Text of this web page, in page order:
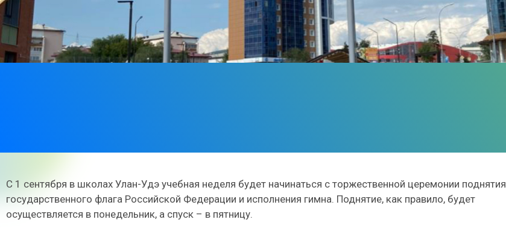
С 1 сентября в школах Улан-Удэ учебная неделя будет начинаться с торжественной церемонии поднятия
государственного флага Российской Федерации и исполнения гимна. Поднятие, как правило, будет
осуществляется в понедельник, а спуск – в пятницу.